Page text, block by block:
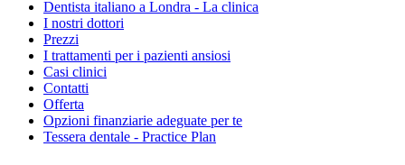
Dentista italiano a Londra - La clinica
I nostri dottori
Prezzi
I trattamenti per i pazienti ansiosi
Casi clinici
Contatti
Offerta
Opzioni finanziarie adeguate per te
Tessera dentale - Practice Plan